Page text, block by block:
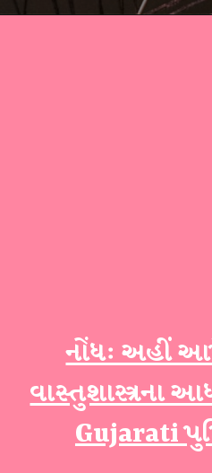
નોંધ: અહીં
વાસ્તુશાસ્ત્રના
Gujarati